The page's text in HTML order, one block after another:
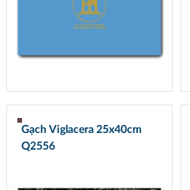
Gạch Viglacera 25x40cm
Q2556